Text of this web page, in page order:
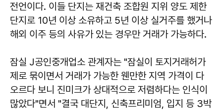
전언이다. 이들 단지는 재건축 조합원 지위 양도 제한
단지로 10년 이상 소유하고 5년 이상 실거주를 했거나
해외 이주 등의 사유가 있는 경우만 거래가 가능하다.
잠실 J공인중개업소 관계자는 "잠실이 토지거래허가
제로 묶이면서 거래가 가능한 웬만한 지역 가격이 다
오르다 보니 진미크가 상대적으로 저렴하다는 인식이
많았다"면서 "결국 대단지, 신축프리미엄, 입지 등 3박